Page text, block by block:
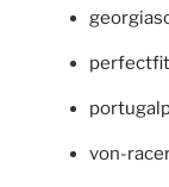
von-